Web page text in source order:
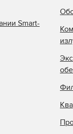
Smart-